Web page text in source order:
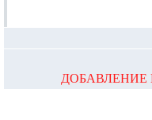
ДОБАВЛЕНИЕ